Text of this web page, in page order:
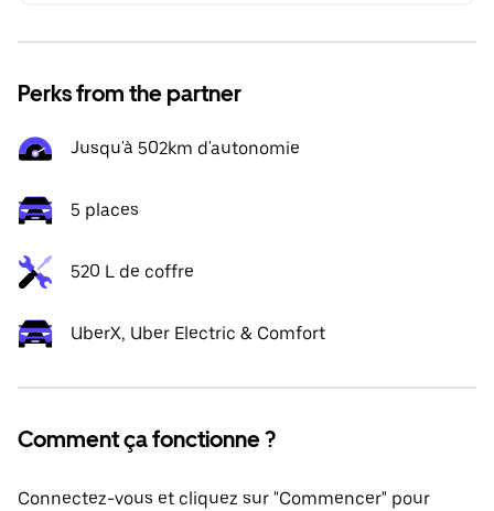
Perks from the partner
Jusqu'à 502km d'autonomie
5 places
520 L de coffre
UberX, Uber Electric & Comfort
Comment ça fonctionne ?
Connectez-vous et cliquez sur "Commencer" pour